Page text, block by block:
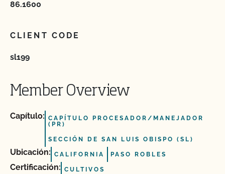
86.1600
CLIENT CODE
sl199
Member Overview
Capítulo: CAPÍTULO PROCESADOR/MANEJADOR
(PR)
SECCIÓN DE SAN LUIS OBISPO (SL)
Ubicación: CALIFORNIA PASO ROBLES
Certificación: CULTIVOS